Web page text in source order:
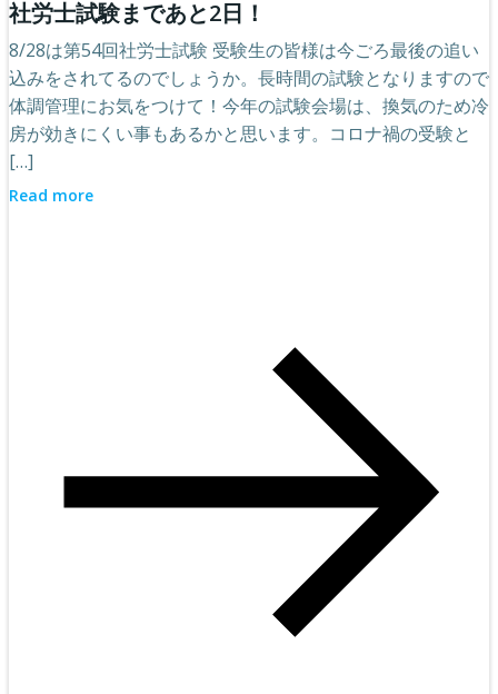
社労士試験まであと2日！
8/28は第54回社労士試験 受験生の皆様は今ごろ最後の追い
込みをされてるのでしょうか。長時間の試験となりますので
体調管理にお気をつけて！今年の試験会場は、換気のため冷
房が効きにくい事もあるかと思います。コロナ禍の受験と
[…]
Read more